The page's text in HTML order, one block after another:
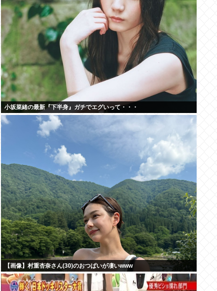
小坂菜緒の最新『下半身』ガチでエグいって・・・
【画像】村重杏奈さん(30)のおつぱいが凄いwww